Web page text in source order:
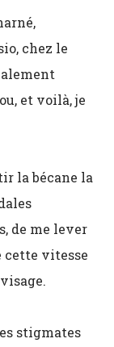
chez le
et voilà, je
la bécane la
de me lever
cette vitesse
stigmates